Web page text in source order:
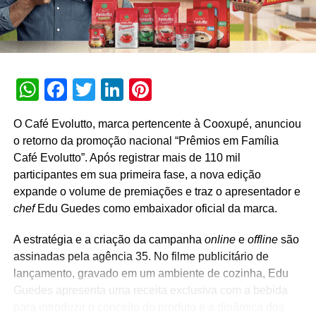
Subway® lança promoção Dupla Fantástica
WhatsApp
Facebook
TwitterLinkedIn
Pinterest
O Café Evolutto, marca pertencente à Cooxupé, anunciou
o retorno da promoção nacional “Prêmios em Família
Café Evolutto”. Após registrar mais de 110 mil
participantes em sua primeira fase, a nova edição
expande o volume de premiações e traz o apresentador e
chefEdu Guedes como embaixador oficial da marca.
A estratégia e a criação da campanha onlinee offlinesão
assinadas pela agência 35. No filme publicitário de
lançamento, gravado em um ambiente de cozinha, Edu
Guedes apresenta uma receita exclusiva com a bebida